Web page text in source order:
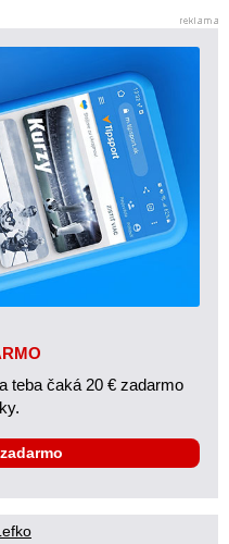
teba čaká 20 € zadarmo